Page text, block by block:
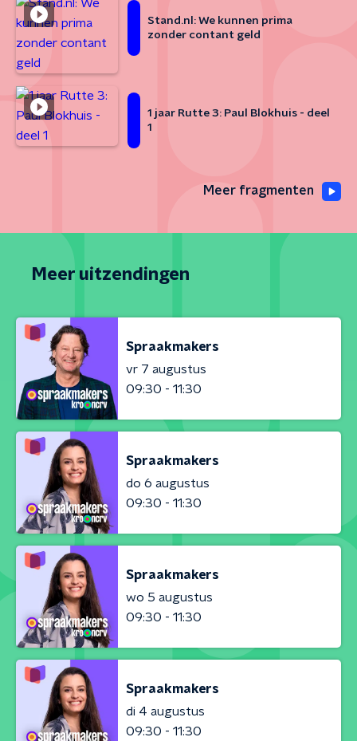
Stand.nl: We kunnen prima
zonder contant geld
1 jaar Rutte 3: Paul Blokhuis - deel
1
Meer fragmenten
Meer uitzendingen
Spraakmakers
vr 7 augustus
09:30 - 11:30
Spraakmakers
do 6 augustus
09:30 - 11:30
Spraakmakers
wo 5 augustus
09:30 - 11:30
Spraakmakers
di 4 augustus
09:30 - 11:30